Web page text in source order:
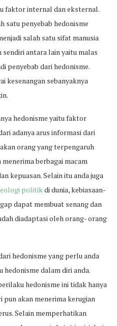
faktor internal dan eksternal.
satu penyebab hedonisme
salah satu sifat manusia
sendiri antara lain yaitu malas
penyebab dari hedonisme.
kesenangan sebanyaknya
hedonisme yaitu faktor
adanya arus informasi dari
orang yang terpengaruh
berbagai macam
kepuasan. Selain itu anda juga
politikdi dunia, kebiasaan-
dapat membuat senang dan
diadaptasi oleh orang- orang
hedonisme yang perlu anda
dalam diri anda.
hedonisme ini tidak hanya
pun akan menerima kerugian
Selain memperhatikan